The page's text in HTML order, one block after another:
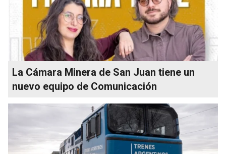
La Cámara Minera de San Juan tiene un
nuevo equipo de Comunicación